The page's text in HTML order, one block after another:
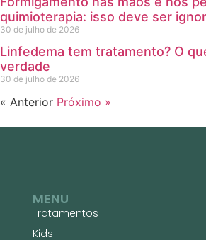
quimioterapia: isso deve ser
30 de julho de 2026
Linfedema tem tratamento? O
verdade
30 de julho de 2026
« Anterior Próximo »
MENU
Tratamentos
Kids